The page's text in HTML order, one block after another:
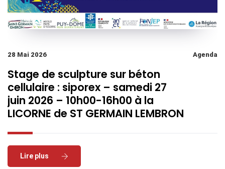
28 Mai 2026 Agenda
Stage de sculpture sur béton
cellulaire : siporex – samedi 27
juin 2026 – 10h00-16h00 à la
LICORNE de ST GERMAIN LEMBRON
Read More